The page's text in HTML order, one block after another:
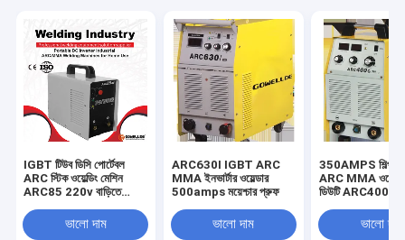
IGBT টিউব ডিসি পোর্টেবল
ARC স্টিক ওয়েল্ডিং মেশিন
ARC85 220v বাড়িতে
ভালো দাম
ARC630I IGBT ARC
MMA ইনভার্টার ওয়েল্ডার
500amps ময়েশ্চার প্রুফ
ভালো দাম
350AMPS শিল্প
ARC MMA
ডিউটি ​​ARC400G
ভালো দাম